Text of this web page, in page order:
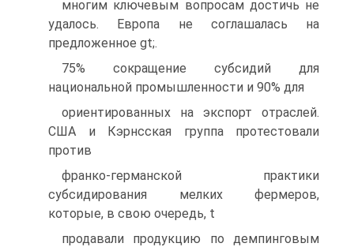
многим ключевым вопросам достичь не
удалось. Европа не соглашалась на
предложенное gt;.
75% сокращение субсидий для
национальной промышленности и 90% для
ориентированных на экспорт отраслей.
США и Кэрнсская группа протестовали
против
франко-германской практики
субсидирования мелких фермеров,
которые, в свою очередь, t
продавали продукцию по демпинговым